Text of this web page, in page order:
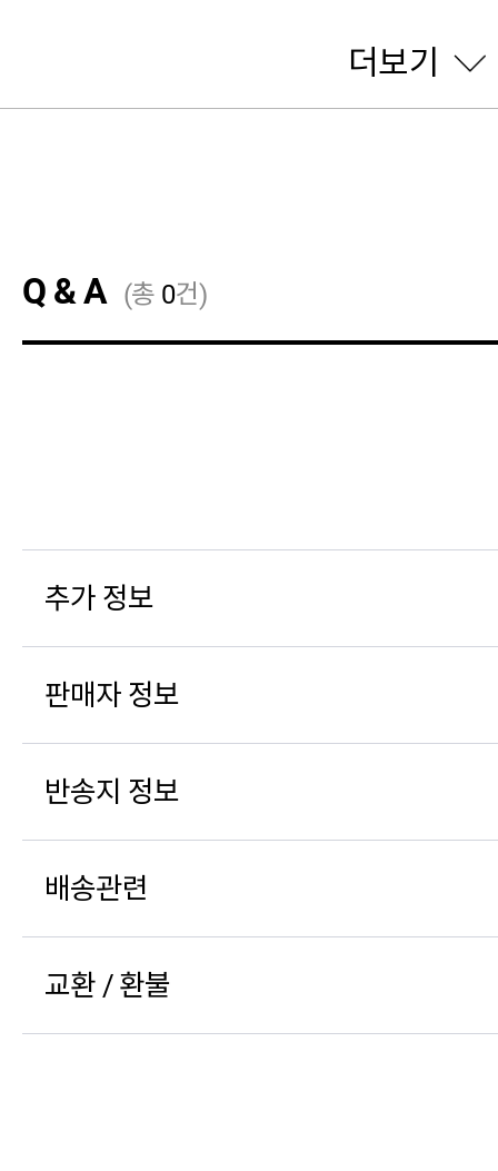
더보기
Q & A (총 0건)
추가 정보
판매자 정보
반송지 정보
배송관련
교환 / 환불